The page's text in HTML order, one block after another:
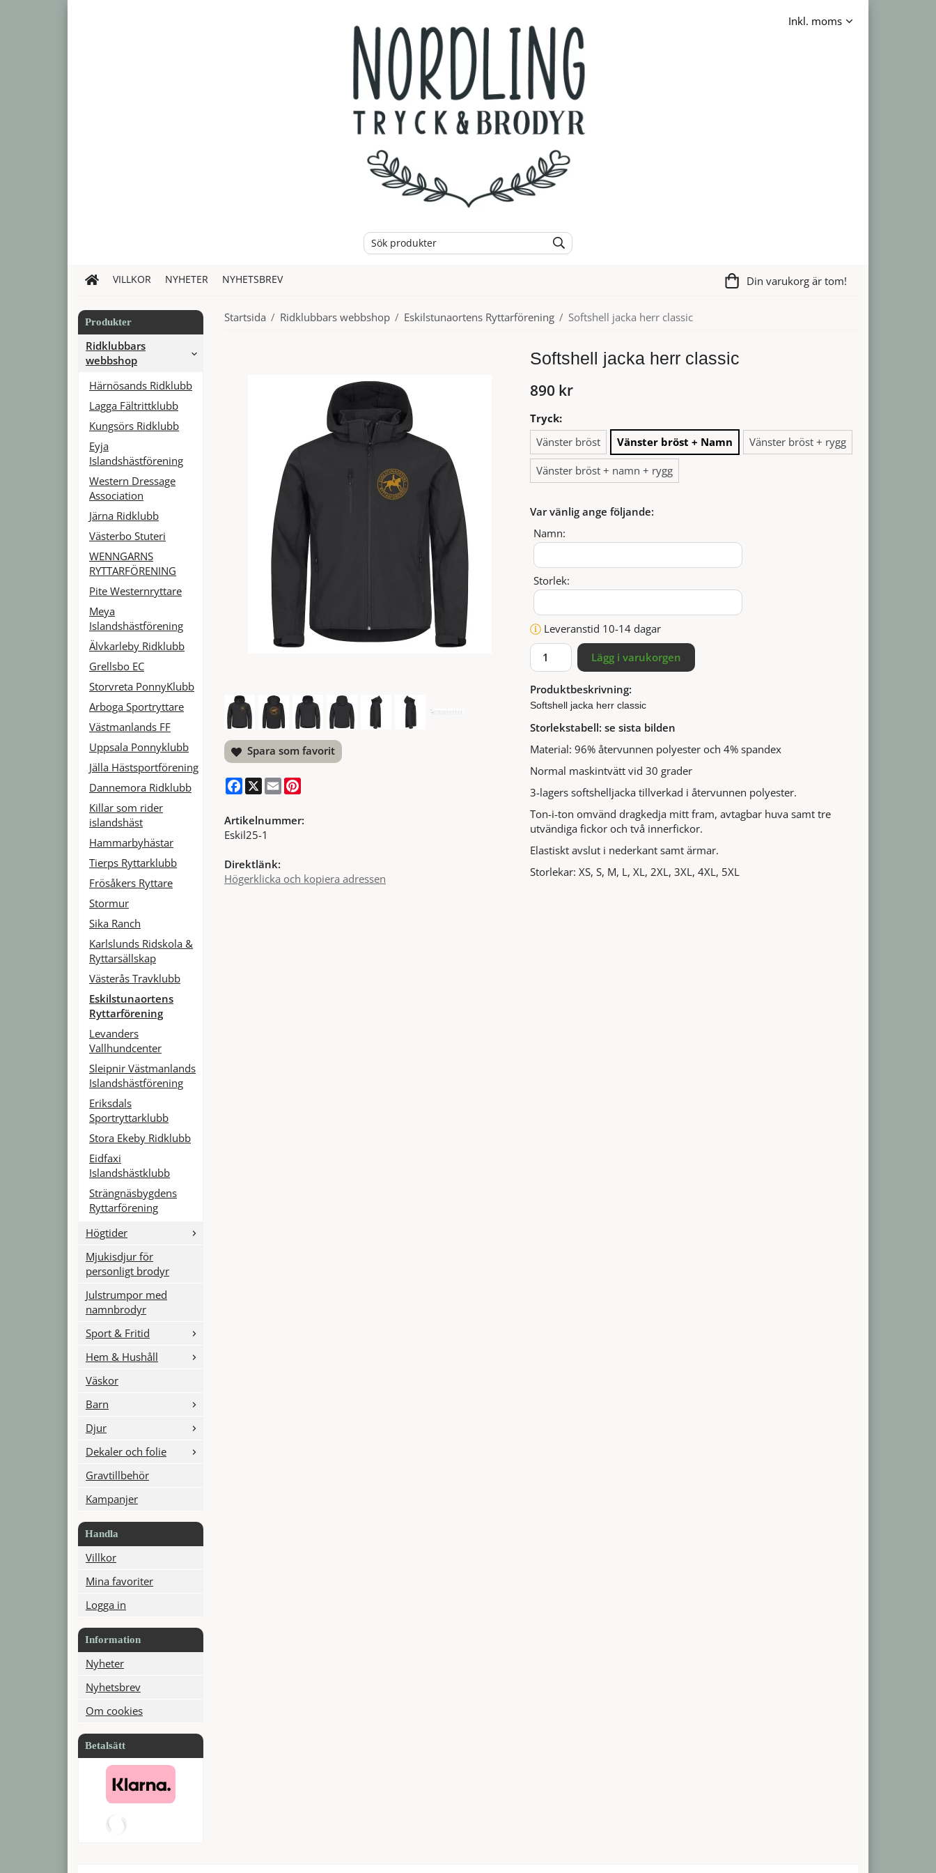
VILLKOR NYHETER NYHETSBREV Din varukorg är tom!
Produkter
Ridklubbars
webbshop
Härnösands Ridklubb
Lagga Fältrittklubb
Kungsörs Ridklubb
Eyja
Islandshästförening
Western Dressage
Association
Järna Ridklubb
Västerbo Stuteri
WENNGARNS
RYTTARFÖRENING
Pite Westernryttare
Meya
Islandshästförening
Älvkarleby Ridklubb
Grellsbo EC
Storvreta PonnyKlubb
Arboga Sportryttare
Västmanlands FF
Uppsala Ponnyklubb
Jälla Hästsportförening
Dannemora Ridklubb
Killar som rider
islandshäst
Hammarbyhästar
Tierps Ryttarklubb
Frösåkers Ryttare
Stormur
Sika Ranch
Karlslunds Ridskola &
Ryttarsällskap
Västerås Travklubb
Eskilstunaortens
Ryttarförening
Levanders
Vallhundcenter
Sleipnir Västmanlands
Islandshästförening
Eriksdals
Sportryttarklubb
Stora Ekeby Ridklubb
Eidfaxi
Islandshästklubb
Strängnäsbygdens
Ryttarförening
Högtider
Mjukisdjur för
personligt brodyr
Julstrumpor med
namnbrodyr
Sport & Fritid
Hem & Hushåll
Väskor
Barn
Djur
Dekaler och folie
Gravtillbehör
Kampanjer
Handla
Villkor
Mina favoriter
Logga in
Information
Nyheter
Nyhetsbrev
Om cookies
Betalsätt
Startsida / Ridklubbars webbshop / Eskilstunaortens Ryttarförening / Softshell jacka herr classic
Softshell jacka herr classic
890 kr
Tryck:
Vänster bröst
Vänster bröst + Namn Vänster bröst + rygg
Vänster bröst + namn + rygg
Var vänlig ange följande:
Namn:
Storlek:
Leveranstid 10-14 dagar
Lägg i varukorgen
Produktbeskrivning:
Softshell jacka herr classic
Storlekstabell: se sista bilden
Material: 96% återvunnen polyester och 4% spandex
Normal maskintvätt vid 30 grader
3-lagers softshelljacka tillverkad i återvunnen polyester.
Ton-i-ton omvänd dragkedja mitt fram, avtagbar huva samt tre
utvändiga fickor och två innerfickor.
Elastiskt avslut i nederkant samt ärmar.
Storlekar: XS, S, M, L, XL, 2XL, 3XL, 4XL, 5XL
Spara som favorit
Facebook
X Email
Artikelnummer:
Eskil25-1
Direktlänk:
Högerklicka och kopiera adressen